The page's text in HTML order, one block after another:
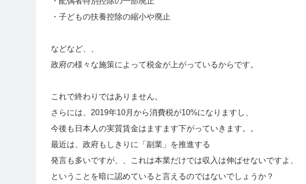
・子どもの扶養控除の縮小や廃止
などなど、、
政府の様々な施策によって税金が上がっているからです。
これで終わりではありません。
さらには、2019年10月から消費税が10%になりますし、
今後も日本人の実質賃金はますます下がっていきます。。
最近は、政府もしきりに「副業」を推進する
発言も多いですが、、これは本業だけでは収入は伸ばせないですよ、
ということを暗に認めていると言えるのではないでしょうか？